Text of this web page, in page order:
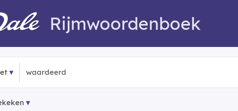
Rijmwoordenboek